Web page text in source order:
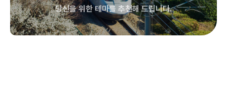
당신을 위한 테마를 추천해 드립니다.